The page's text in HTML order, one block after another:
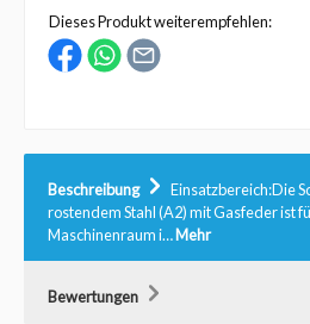
Dieses Produkt weiterempfehlen:
Beschreibung
Einsatzbereich:Die
rostendem Stahl (A2) mit Gasfeder ist
Maschinenraum i…Mehr
Bewertungen